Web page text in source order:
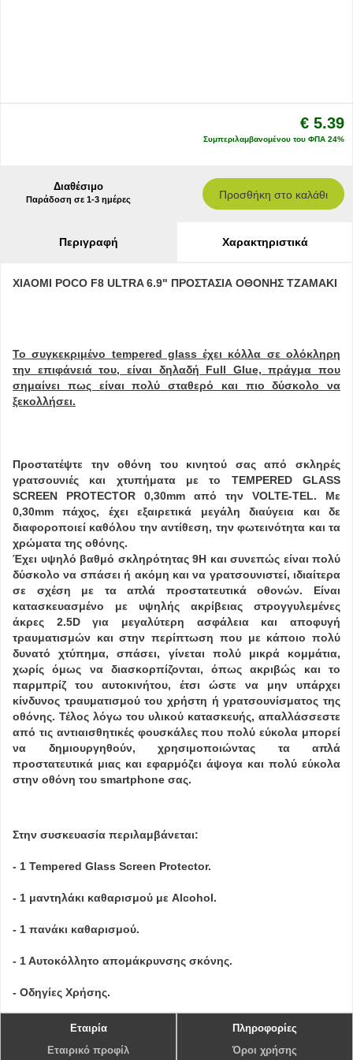
€ 5.39
Συμπεριλαμβανομένου του ΦΠΑ 24%
Διαθέσιμο
Παράδοση σε 1-3 ημέρες Προσθήκη στο καλάθι
Περιγραφή Χαρακτηριστικά
XIAOMI POCO F8 ULTRA 6.9" ΠΡΟΣΤΑΣΙΑ ΟΘΟΝΗΣ ΤΖΑΜΑΚΙ
Το συγκεκριμένο tempered glass έχει κόλλα σε ολόκληρη
την επιφάνειά του, είναι δηλαδή Full Glue, πράγμα που
σημαίνει πως είναι πολύ σταθερό και πιο δύσκολο να
ξεκολλήσει.
Προστατέψτε την οθόνη του κινητού σας από σκληρές
γρατσουνιές και χτυπήματα με το TEMPERED GLASS
SCREEN PROTECTOR 0,30mm από την VOLTE-TEL. Με
0,30mm πάχος, έχει εξαιρετικά μεγάλη διαύγεια και δε
διαφοροποιεί καθόλου την αντίθεση, την φωτεινότητα και τα
χρώματα της οθόνης.
Έχει υψηλό βαθμό σκληρότητας 9H και συνεπώς είναι πολύ
δύσκολο να σπάσει ή ακόμη και να γρατσουνιστεί, ιδιαίτερα
σε σχέση με τα απλά προστατευτικά οθονών. Είναι
κατασκευασμένο με υψηλής ακρίβειας στρογγυλεμένες
άκρες 2.5D για μεγαλύτερη ασφάλεια και αποφυγή
τραυματισμών και στην περίπτωση που με κάποιο πολύ
δυνατό χτύπημα, σπάσει, γίνεται πολύ μικρά κομμάτια,
χωρίς όμως να διασκορπίζονται, όπως ακριβώς και το
παρμπρίζ του αυτοκινήτου, έτσι ώστε να μην υπάρχει
κίνδυνος τραυματισμού του χρήστη ή γρατσουνίσματος της
οθόνης. Τέλος λόγω του υλικού κατασκευής, απαλλάσσεστε
από τις αντιαισθητικές φουσκάλες που πολύ εύκολα μπορεί
να δημιουργηθούν, χρησιμοποιώντας τα απλά
προστατευτικά μιας και εφαρμόζει άψογα και πολύ εύκολα
στην οθόνη του smartphone σας.
Στην συσκευασία περιλαμβάνεται:
- 1 Tempered Glass Screen Protector.
- 1 μαντηλάκι καθαρισμού με Alcohol.
- 1 πανάκι καθαρισμού.
- 1 Αυτοκόλλητο απομάκρυνσης σκόνης.
- Οδηγίες Χρήσης.
Εταιρία
Εταιρικό προφίλ
Πληροφορίες
Όροι χρήσης